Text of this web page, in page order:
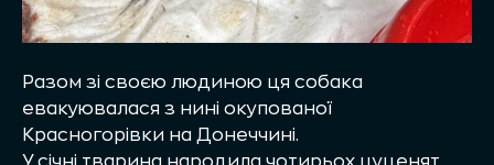
Разом зі своєю людиною ця собака
евакуювалася з нині окупованої
Красногорівки на Донеччині.